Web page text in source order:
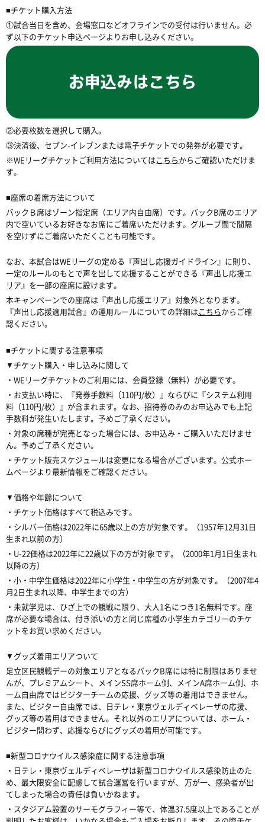
■チケット購入方法
①試合当日を含め、会場窓口などオフラインでの受付は行いません。必
ず以下のチケット申込ページよりお申し込みください。
②必要枚数を選択して購入。
③決済後、セブン-イレブンまたは電子チケットでの発券が必要です。
※WEリーグチケットご利用方法についてはこちらからご確認いただけま
す。
■座席の着席方法について
バックＢ席はゾーン指定席（エリア内自由席）です。バックB席のエリア
内で空いているお好きなお席にご着席いただけます。グループ間で間隔
を空けずにご着席いただくことも可能です。
なお、本試合はWEリーグの定める『声出し応援ガイドライン』に則り、
一定のルールのもとで声を出して応援することができる『声出し応援エ
リア』を一部の座席に設けます。
本キャンペーンでの座席は『声出し応援エリア』対象外となります。
『声出し応援適用試合』の運用ルールについての詳細はこちらからご確
認ください。
■チケットに関する注意事項
▼チケット購入・申し込みに関して
・WEリーグチケットのご利用には、会員登録（無料）が必要です。
・お支払い時に、『発券手数料（110円/枚）』ならびに『システム利用
料（110円/枚）』が含まれます。なお、招待券のみのお申込みでも上記
手数料が発生いたします。予めご了承ください。
・対象の席種が完売となった場合には、お申込み・ご購入いただけませ
ん。予めご了承ください。
・チケット販売スケジュールは変更になる場合がございます。公式ホー
ムページより最新情報をご確認ください。
▼価格や年齢について
・チケット価格はすべて税込みです。
・シルバー価格は2022年に65歳以上の方が対象です。（1957年12月31日
生まれ以前の方）
・U-22価格は2022年に22歳以下の方が対象です。（2000年1月1日生まれ
以降の方）
・小・中学生価格は2022年に小学生・中学生の方が対象です。（2007年4
月2日生まれ以降、中学生までの方）
・未就学児は、ひざ上での観戦に限り、大人1名につき1名無料です。座
席が必要な場合は、付き添いの方と同じ席種の小学生カテゴリーのチケ
ットをお買い求めください。
▼グッズ着用エリアついて
足立区民観戦デーの対象エリアとなるバックB席には特に制限はありませ
んが、プレミアムシート、メインSS席ホーム側、メインA席ホーム側、ホ
ーム自由席ではビジターチームの応援、グッズ等の着用はできません。
また、ビジター自由席では、日テレ・東京ヴェルディベレーザの応援、
グッズ等の着用はできません。それ以外のエリアについては、ホーム・
ビジター問わず、応援ならびにグッズの着用が可能です。
■新型コロナウイルス感染症に関する注意事項
・日テレ・東京ヴェルディベレーザは新型コロナウイルス感染防止のた
め、最大限安全に配慮して試合運営を行いますが、 万が一、感染者が出
てしまった場合の責任は負いかねます。
・スタジアム設置のサーモグラフィー等で、体温37.5度以上であることが